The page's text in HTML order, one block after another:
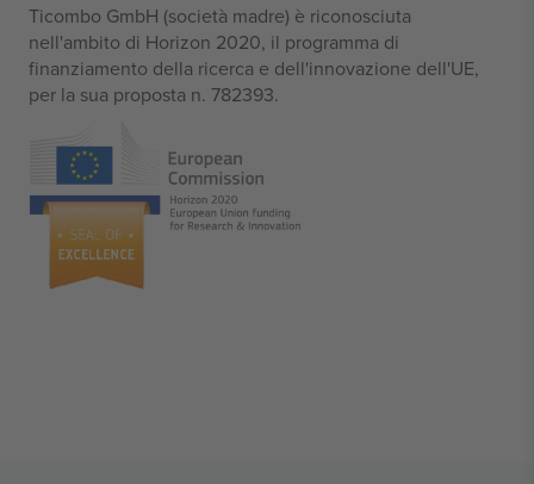
Ticombo GmbH (società madre) è riconosciuta
nell'ambito di Horizon 2020, il programma di
finanziamento della ricerca e dell'innovazione dell'UE,
per la sua proposta n. 782393.